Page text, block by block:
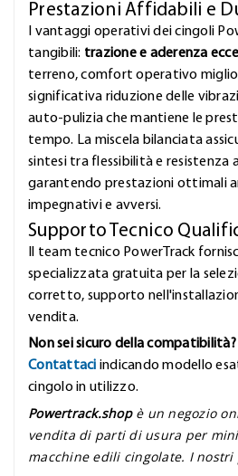
Prestazioni Affidabili e
I vantaggi operativi dei cingoli
tangibili: trazione e aderenza
terreno, comfort operativo
significativa riduzione delle
auto-pulizia che mantiene le
tempo. La miscela bilanciata
sintesi tra flessibilità e resistenza
garantendo prestazioni ottimali
impegnativi e avversi.
Supporto Tecnico
Il team tecnico PowerTrack
specializzata gratuita per la
corretto, supporto
vendita.
Non sei sicuro della compatibilità?
Contattaci indicando modello
cingolo in utilizzo.
Powertrack.shop è un negozio
vendita di parti di usura per
macchine edili cingolate. I